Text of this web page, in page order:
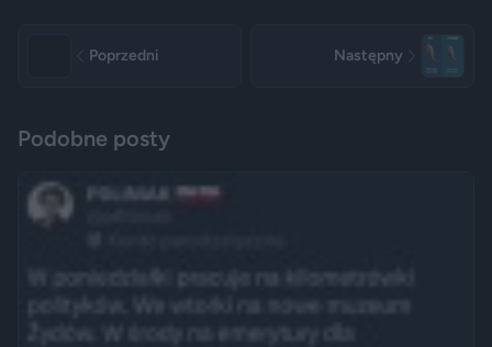
Poprzedni Następny
Podobne posty